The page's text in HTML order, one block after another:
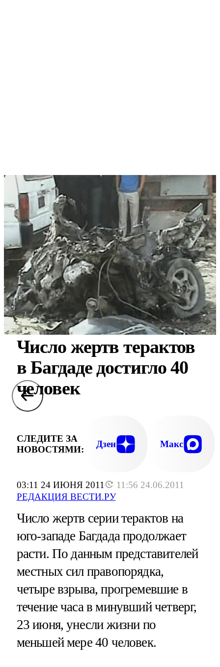
03:11 24 ИЮНЯ 2011
11:56 24.06.2011
РЕДАКЦИЯ ВЕСТИ.РУ
Число жертв терактов
в Багдаде достигло 40
человек
СЛЕДИТЕ ЗА
НОВОСТЯМИ:
Дзен Макс
Число жертв серии терактов на
юго-западе Багдада продолжает
расти. По данным представителей
местных сил правопорядка,
четыре взрыва, прогремевшие в
течение часа в минувший четверг,
23 июня, унесли жизни по
меньшей мере 40 человек.